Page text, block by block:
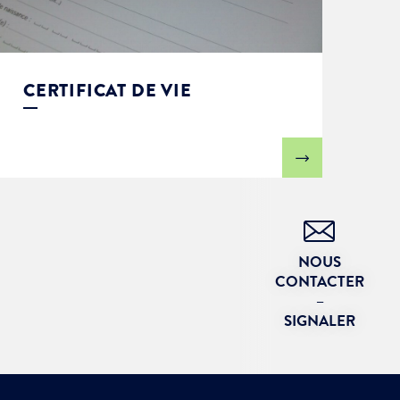
CERTIFICAT DE VIE
NOUS
CONTACTER
–
SIGNALER